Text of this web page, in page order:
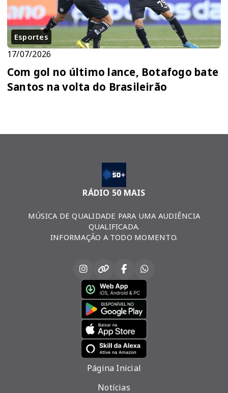
Esportes
17/07/2026
Com gol no último lance, Botafogo bate
Santos na volta do Brasileirão
RÁDIO 50 MAIS
MÚSICA DE QUALIDADE PARA UMA AUDIÊNCIA
QUALIFICADA.
INFORMAÇÃO A TODO MOMENTO.
Página Inicial
Notícias